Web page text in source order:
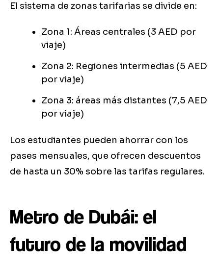
El sistema de zonas tarifarias se divide en:
Zona 1: Áreas centrales (3 AED por
viaje)
Zona 2: Regiones intermedias (5 AED
por viaje)
Zona 3: áreas más distantes (7,5 AED
por viaje)
Los estudiantes pueden ahorrar con los
pases mensuales, que ofrecen descuentos
de hasta un 30% sobre las tarifas regulares.
Metro de Dubái: el
futuro de la movilidad